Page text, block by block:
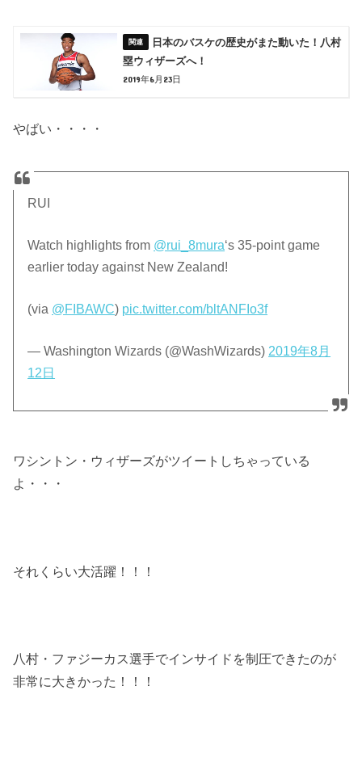
日本のバスケの歴史がまた動いた！八村
塁ウィザーズへ！
2019年6月23日
やばい・・・・
RUI
Watch highlights from @rui_8mura‘s 35-point game
earlier today against New Zealand!
(via @FIBAWC) pic.twitter.com/bltANFIo3f
— Washington Wizards (@WashWizards) 2019年8月
12日
ワシントン・ウィザーズがツイートしちゃっている
よ・・・
それくらい大活躍！！！
八村・ファジーカス選手でインサイドを制圧できたのが
非常に大きかった！！！